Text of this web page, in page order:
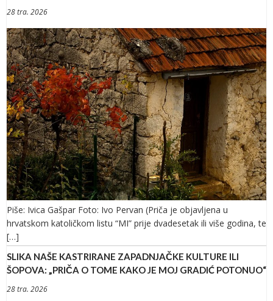
28 tra. 2026
Piše: Ivica Gašpar Foto: Ivo Pervan (Priča je objavljena u
hrvatskom katoličkom listu “MI” prije dvadesetak ili više godina, te
[…]
SLIKA NAŠE KASTRIRANE ZAPADNJAČKE KULTURE ILI
ŠOPOVA: „PRIČA O TOME KAKO JE MOJ GRADIĆ POTONUO“
28 tra. 2026